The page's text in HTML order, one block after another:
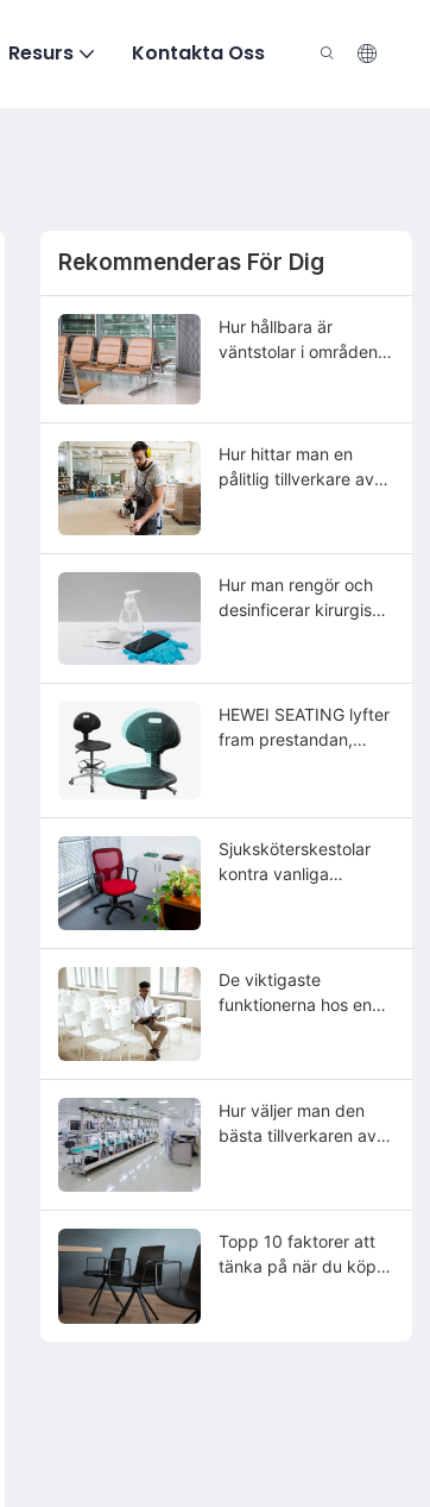
Resurs Kontakta Oss
Rekommenderas För Dig
Hur hållbara är
väntstolar i områden
Hur hittar man en
pålitlig tillverkare av
Hur man rengör och
desinficerar kirurgisk
HEWEI SEATING lyfter
fram prestandan,
avancerade PU-
polyuretan-
integrerade
sittlösningar
Sjuksköterskestolar
kontra vanliga
De viktigaste
funktionerna hos en
Hur väljer man den
bästa tillverkaren av
Topp 10 faktorer att
tänka på när du köper